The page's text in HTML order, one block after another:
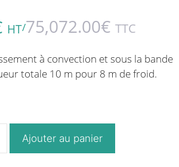
HT/75,072.00€ TTC
à convection et sous la bande
totale 10 m pour 8 m de froid.
quantité
Ajouter au panier